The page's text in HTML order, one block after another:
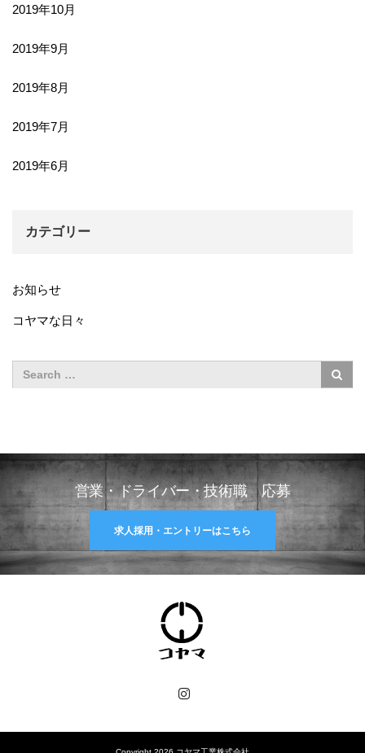
2019年10月
2019年9月
2019年8月
2019年7月
2019年6月
カテゴリー
お知らせ
コヤマな日々
営業・ドライバー・技術職 応募
求人採用・エントリーはこちら